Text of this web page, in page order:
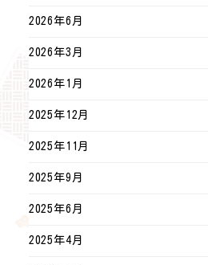
2026年6月
2026年3月
2026年1月
2025年12月
2025年11月
2025年9月
2025年6月
2025年4月